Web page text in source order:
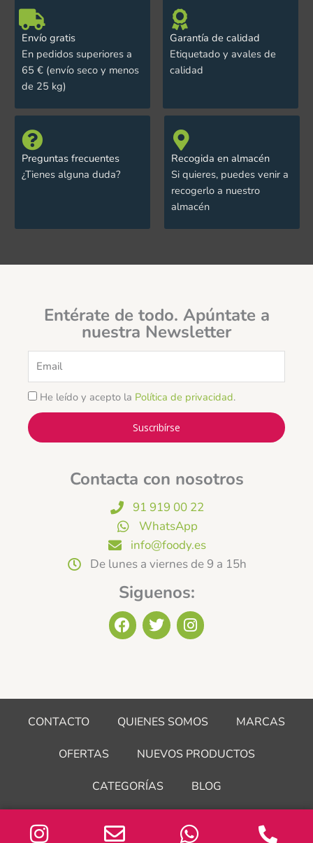
Envío gratis
En pedidos superiores a
65 € (envío seco y menos
de 25 kg)
Garantía de calidad
Etiquetado y avales de
calidad
Preguntas frecuentes
¿Tienes alguna duda?
Recogida en almacén
Si quieres, puedes venir a
recogerlo a nuestro
almacén
Entérate de todo. Apúntate a
nuestra Newsletter
He leído y acepto la Política de privacidad.
Suscribírse
Contacta con nosotros
91 919 00 22
WhatsApp
info@foody.es
De lunes a viernes de 9 a 15h
Siguenos:
F
a
o
k
T
w
e
I
n
g
a
CONTACTO QUIENES SOMOS MARCAS
OFERTAS NUEVOS PRODUCTOS
CATEGORÍAS BLOG